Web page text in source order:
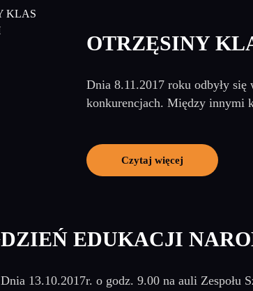
OTRZĘSINY
Dnia 8.11.2017 roku odbyły
konkurencjach. Między innymi
Czytaj więcej
DZIEŃ EDUKACJI
Dnia 13.10.2017r. o godz. 9.00 na auli